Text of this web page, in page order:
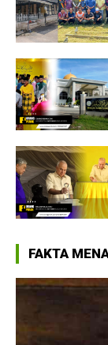
FAKTA